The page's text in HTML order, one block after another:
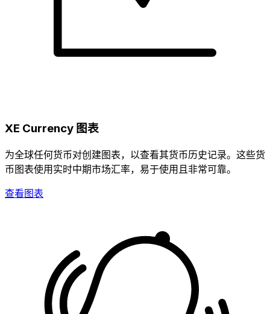
XE Currency 图表
为全球任何货币对创建图表，以查看其货币历史记录。这些货
币图表使用实时中期市场汇率，易于使用且非常可靠。
查看图表